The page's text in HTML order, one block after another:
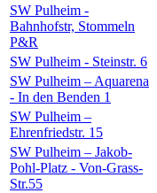
SW Pulheim -
Bahnhofstr, Stommeln
P&R
SW Pulheim - Steinstr. 6
SW Pulheim – Aquarena
- In den Benden 1
SW Pulheim –
Ehrenfriedstr. 15
SW Pulheim – Jakob-
Pohl-Platz - Von-Grass-
Str.55